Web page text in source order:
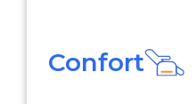
Confort